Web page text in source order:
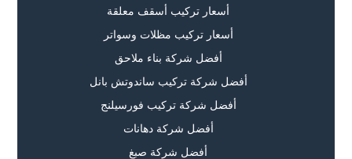
أسعار تركيب أسقف معلقة
أسعار تركيب مظلات وسواتر
أفضل شركة بناء ملاحق
أفضل شركة تركيب ساندوتش بانل
أفضل شركة تركيب فورسيلنج
أفضل شركة دهانات
أفضل شركة صبغ